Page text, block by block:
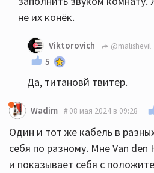
не их конёк.
Viktorovich @malishevil
5
Да, титановй твитер.
Wadim 08 мая 2024 в 09:28
Один и тот же кабель в
себя по разному. Мне Van den
и показывает себя с